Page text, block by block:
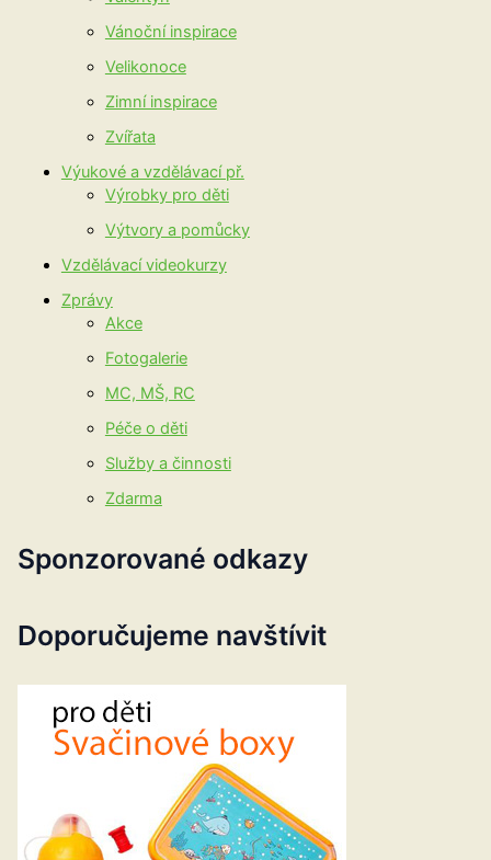
Vánoční inspirace
Velikonoce
Zimní inspirace
Zvířata
Výukové a vzdělávací př.
Výrobky pro děti
Výtvory a pomůcky
Vzdělávací videokurzy
Zprávy
Akce
Fotogalerie
MC, MŠ, RC
Péče o děti
Služby a činnosti
Zdarma
Sponzorované odkazy
Doporučujeme navštívit